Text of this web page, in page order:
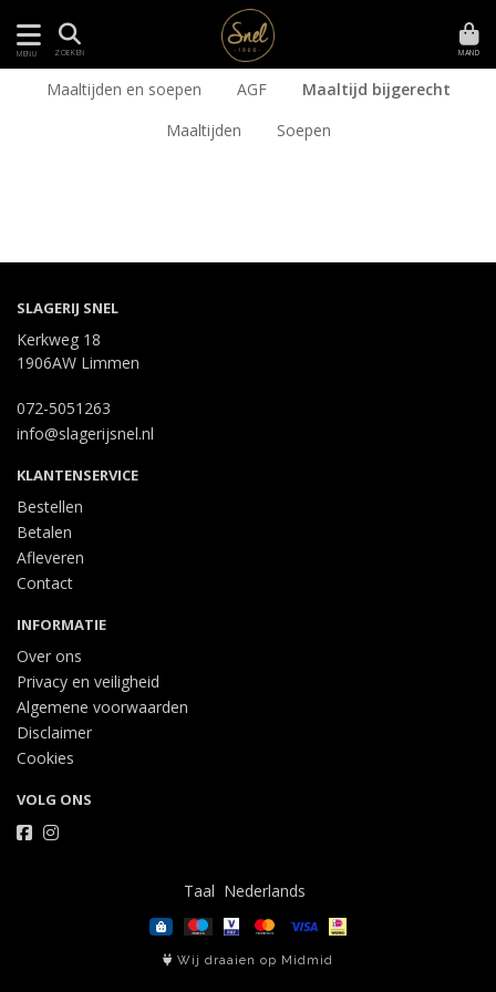
MENU ZOEKEN MAND
Maaltijden en soepen AGF
Maaltijd bijgerecht
Maaltijden
Soepen
SLAGERIJ SNEL
Kerkweg 18
1906AW Limmen
072-5051263
info@slagerijsnel.nl
KLANTENSERVICE
Bestellen
Betalen
Afleveren
Contact
INFORMATIE
Over ons
Privacy en veiligheid
Algemene voorwaarden
Disclaimer
Cookies
VOLG ONS
Taal
Wij draaien op Midmid